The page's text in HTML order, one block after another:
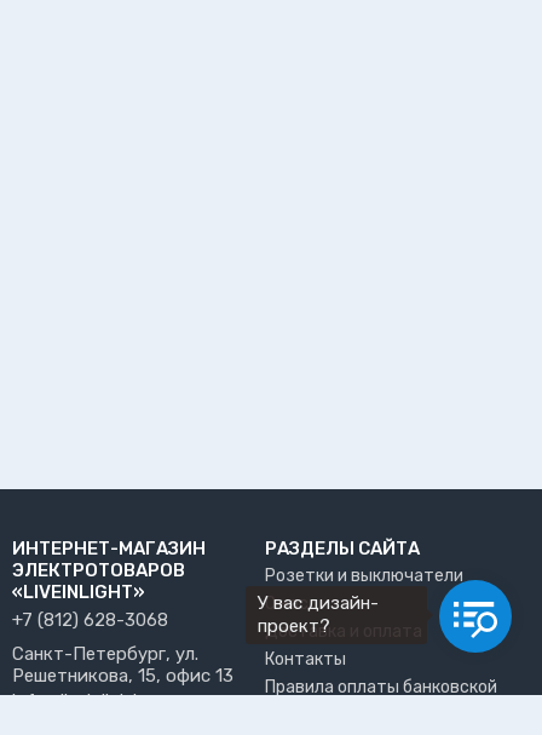
ИНТЕРНЕТ-МАГАЗИН
ЭЛЕКТРОТОВАРОВ
«LIVEINLIGHT»
+7 (812) 628-3068
Санкт-Петербург, ул.
Решетникова, 15, офис 13
info@liveinlight.ru
РАЗДЕЛЫ САЙТА
Розетки и выключатели
О нас
Доставка и оплата
Контакты
Правила оплаты банковской
У вас дизайн-
проект?